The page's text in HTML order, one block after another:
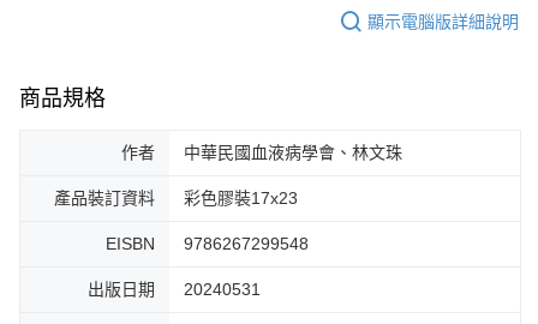
顯示電腦版詳細說明
商品規格
作者 中華民國血液病學會、林文珠
產品裝訂資料 彩色膠裝17x23
EISBN 9786267299548
出版日期 20240531